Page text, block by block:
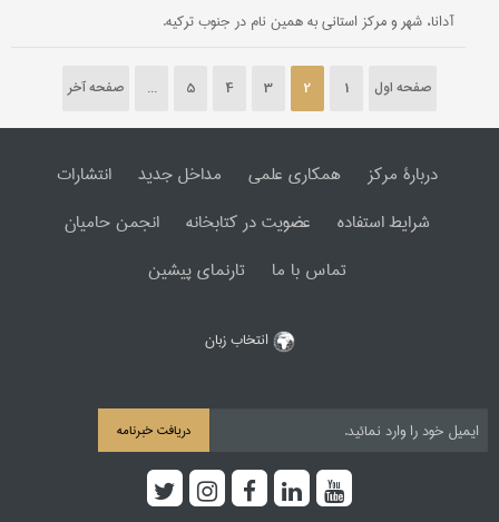
آدانا، شهر و مرکز استانی به همین نام در جنوب ترکیه.
صفحه اول 1
2
3
4
5
... صفحه آخر
دربارۀ مرکز همکاری علمی مداخل جدید
انتشارات
شرایط استفاده
عضویت در کتابخانه
انجمن حامیان
تماس با ما
تارنمای پیشین
انتخاب زبان
دریافت خبرنامه